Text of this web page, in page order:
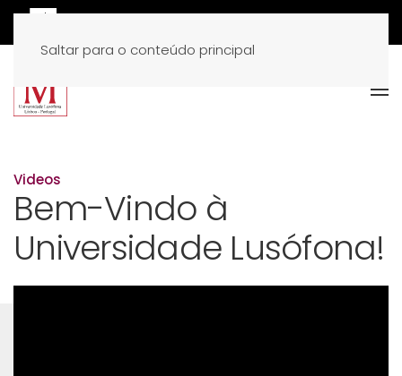
Saltar para o conteúdo principal
Videos
Bem-Vindo à
Universidade Lusófona!